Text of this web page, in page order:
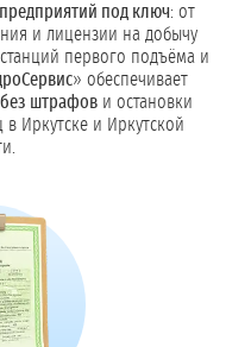
под ключ: от
и лицензии на добычу
первого подъёма и
» обеспечивает
штрафови остановки
Иркутске и Иркутской